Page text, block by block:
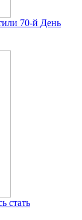
70-й День
стать